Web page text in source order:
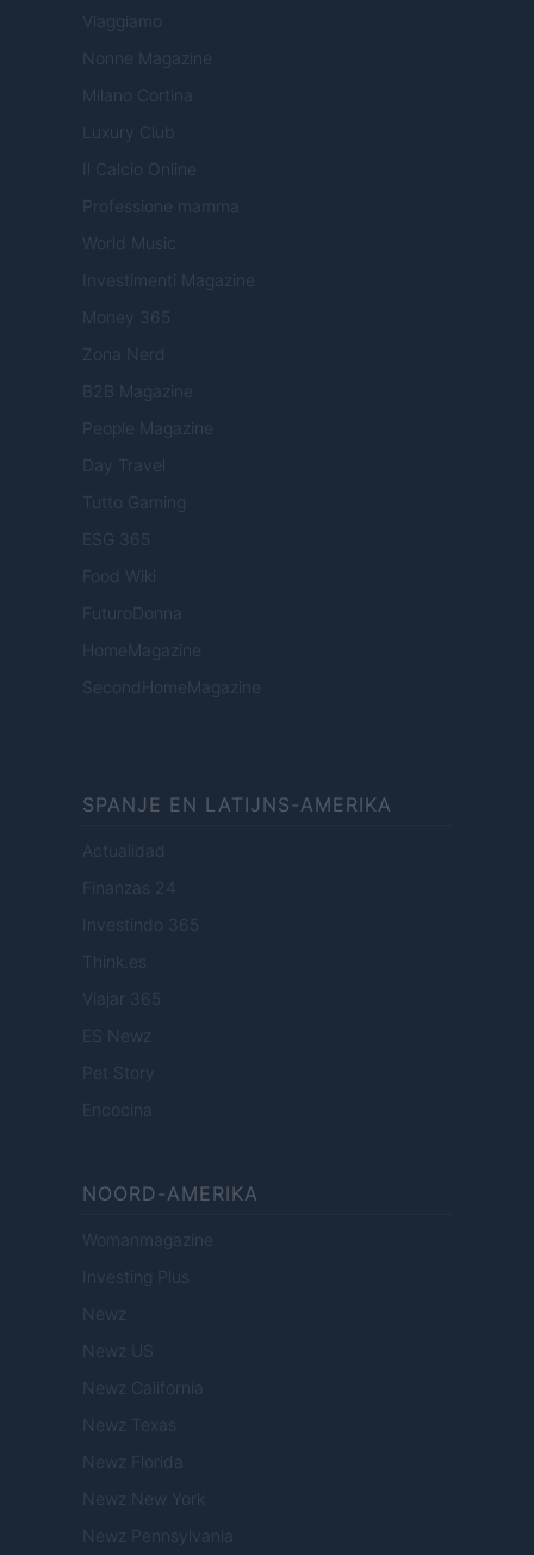
Viaggiamo
Nonne Magazine
Milano Cortina
Luxury Club
Il Calcio Online
Professione mamma
World Music
Investimenti Magazine
Money 365
Zona Nerd
B2B Magazine
People Magazine
Day Travel
Tutto Gaming
ESG 365
Food Wiki
FuturoDonna
HomeMagazine
SecondHomeMagazine
SPANJE EN LATIJNS-AMERIKA
Actualidad
Finanzas 24
Investindo 365
Think.es
Viajar 365
ES Newz
Pet Story
Encocina
NOORD-AMERIKA
Womanmagazine
Investing Plus
Newz
Newz US
Newz California
Newz Texas
Newz Florida
Newz New York
Newz Pennsylvania